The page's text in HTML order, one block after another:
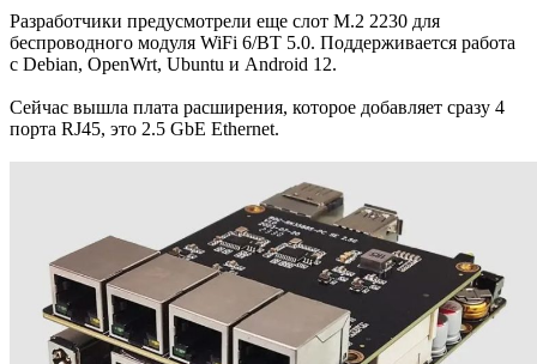
Разработчики предусмотрели еще слот M.2 2230 для
беспроводного модуля WiFi 6/BT 5.0. Поддерживается работа
с Debian, OpenWrt, Ubuntu и Android 12.
Сейчас вышла плата расширения, которое добавляет сразу 4
порта RJ45, это 2.5 GbE Ethernet.